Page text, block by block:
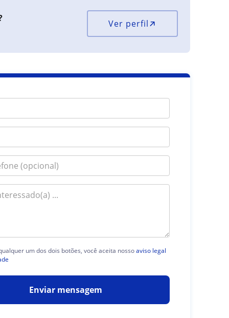
Ver perfil
um dos dois botões, você aceita nossoaviso legal
Enviar mensagem